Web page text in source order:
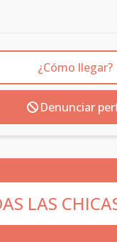
¿Cómo llegar?
Denunciar
LAS